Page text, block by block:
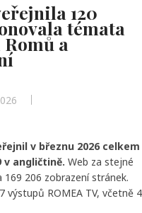
120
témata
a
v březnu 2026 celkem
v angličtině. Web za stejné
206 zobrazení stránek.
výstupů ROMEA TV, včetně 4